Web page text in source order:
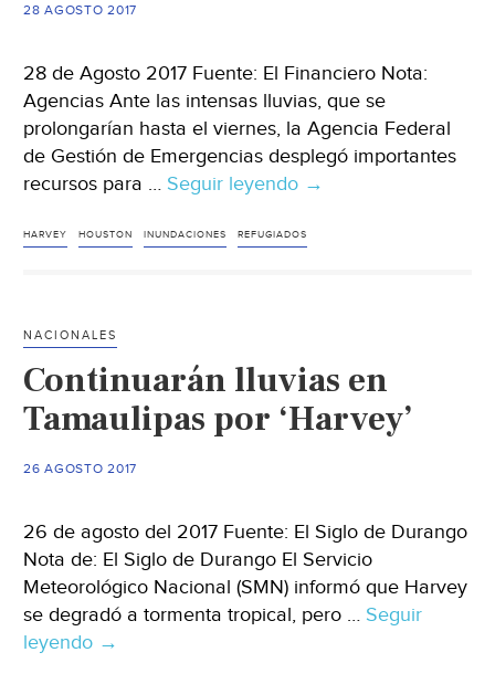
28 AGOSTO 2017
28 de Agosto 2017 Fuente: El Financiero Nota:
Agencias Ante las intensas lluvias, que se
prolongarían hasta el viernes, la Agencia Federal
de Gestión de Emergencias desplegó importantes
recursos para … Seguir leyendo Se
más
en
Houston,
inundada
→
HARVEY HOUSTON INUNDACIONES REFUGIADOS
NACIONALES
Continuarán lluvias en
Tamaulipas por ‘Harvey’
26 AGOSTO 2017
26 de agosto del 2017 Fuente: El Siglo de Durango
Nota de: El Siglo de Durango El Servicio
Meteorológico Nacional (SMN) informó que Harvey
se degradó a tormenta tropical, pero … Seguir
leyendo Continuarán
→